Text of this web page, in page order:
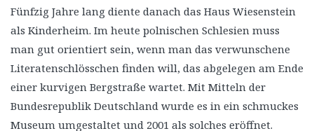
Fünfzig Jahre lang diente danach das Haus Wiesenstein
als Kinderheim. Im heute polnischen Schlesien muss
man gut orientiert sein, wenn man das verwunschene
Literatenschlösschen finden will, das abgelegen am Ende
einer kurvigen Bergstraße wartet. Mit Mitteln der
Bundesrepublik Deutschland wurde es in ein schmuckes
Museum umgestaltet und 2001 als solches eröffnet.